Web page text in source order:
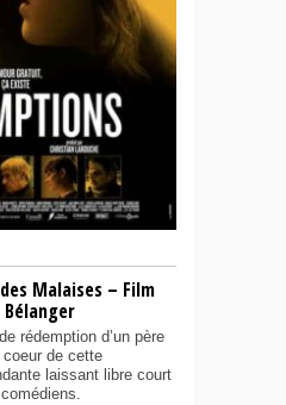
Malaises – Film
Bélanger
rédemption d’un père
de cette
laissant libre court